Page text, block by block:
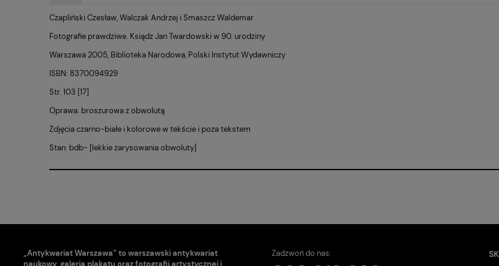
CENA NIE ZAWIERA EWENTUALNYCH
KOSZTÓW PŁATNOŚCI
Czapliński Czesław, Walczak Andrzej i Smaszcz Waldemar
Fotografie prawdziwe. Ksiądz Jan Twardowski w 90. urodziny
Warszawa 2005, Biblioteka Narodowa, Polski Instytut Wydawniczy
ISBN: 8370094929
Str. 103 [17]
Oprawa: broszurowa z obwolutą
Zdjęcia czarno-białe i kolorowe w tekście i poza tekstem
Stan: bdb- [lekkie zarysowania obwoluty]
„Antykwariat Warszawa” to warszawski antykwariat
naukowy, galeria plakatu oraz fotografii artystycznej i
Zadzwoń do nas: